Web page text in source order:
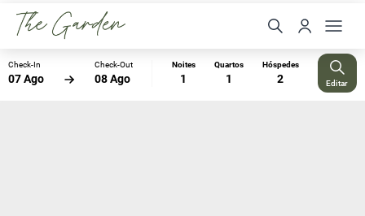
Check-In
07 Ago
Check-Out
08 Ago
Noites
1
Quartos
1
Hóspedes
2 Editar